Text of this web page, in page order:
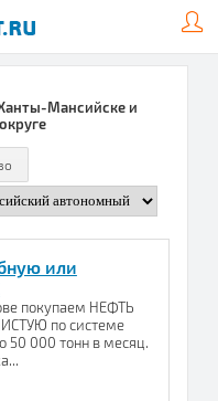
Мансийске и
или
покупаем НЕФТЬ
по системе
50 000 тонн в месяц.